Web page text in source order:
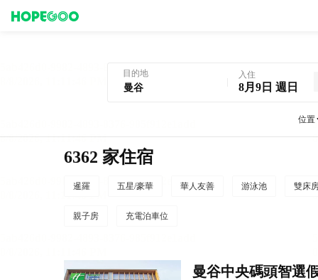
目的地 入住
8月9日 週日
位置
6362 家住宿
暹羅 五星/豪華 華人友善 游泳池 雙床
親子房 充電泊車位
曼谷中央碼頭智選